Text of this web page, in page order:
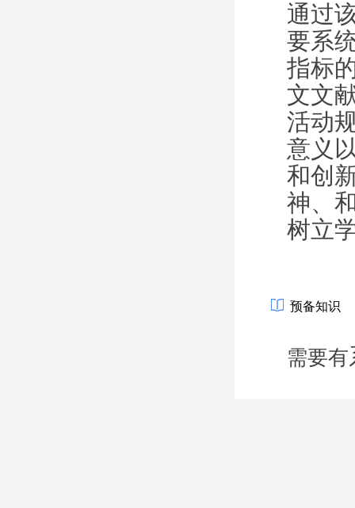
通过
要系
指标
文文
活动
意义
和创
神、
树立
预备知识
需要有